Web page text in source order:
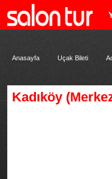
Anasayfa Uçak Bileti
Kadıköy